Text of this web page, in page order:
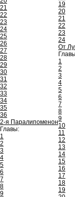
21
22
23
24
25
26
27
28
29
30
31
32
33
34
35
36
2-я Паралипоменон
Главы:
1
2
3
4
5
6
7
8
9
19
20
21
22
23
24
От
1
2
3
4
5
6
7
8
9
10
11
12
13
14
15
16
17
18
19